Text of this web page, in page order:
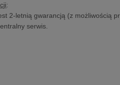
:
2-letnią gwarancją (z możliwością
serwis.